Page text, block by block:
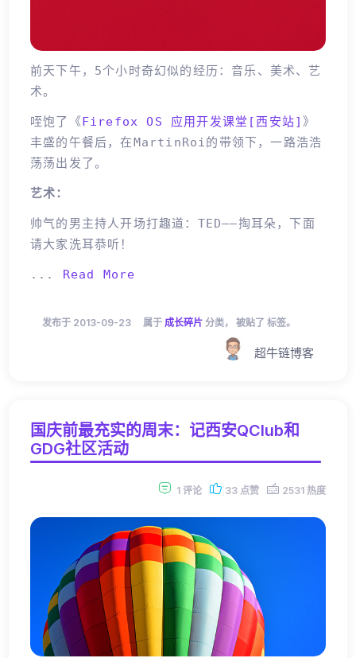
前天下午，5个小时奇幻似的经历：音乐、美术、艺
术。
咥饱了《Firefox OS 应用开发课堂[西安站] 》
丰盛的午餐后，在martinRoi的带领下，一路浩浩
荡荡出发了。
艺术：
帅气的男主持人开场打趣道：TED——掏耳朵，下面
请大家洗耳恭听！
... Read More
发布于 2013-09-23 属于 成长碎片 分类， 被贴了 标签。
超牛链博客
国庆前最充实的周末：记西安QClub和
GDG社区活动
1 评论 33 点赞 2531 热度